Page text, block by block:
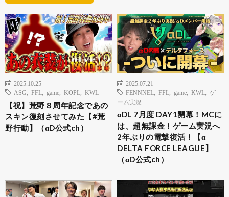
2025.10.25
ASG
FFL game KOPL KWL
【祝】荒野８周年記念であの
スキン復刻させてみた【#荒
野行動】（αD公式ch）
2025.07.21
FENNNEL
FFL game KWL
ゲ
ーム実況
αDL 7月度 DAY1開幕！MCに
は、超無課金！ゲーム実況へ
2年ぶりの電撃復活！【α
DELTA FORCE LEAGUE】
（αD公式ch）